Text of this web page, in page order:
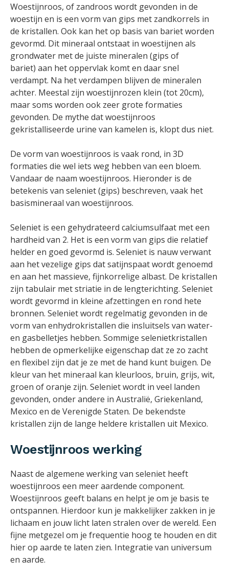
Woestijnroos, of zandroos wordt gevonden in de
woestijn en is een vorm van gips met zandkorrels in
de kristallen. Ook kan het op basis van bariet worden
gevormd. Dit mineraal ontstaat in woestijnen als
grondwater met de juiste mineralen (gips of
bariet) aan het oppervlak komt en daar snel
verdampt. Na hetverdampen blijven de mineralen
achter. Meestal zijn woestijnrozen klein (tot 20cm),
maar soms worden ook zeer grote formaties
gevonden. De mythe dat woestijnroos
gekristalliseerde urine van kamelen is, klopt dus niet.
De vorm van woestijnroos is vaak rond, in 3D
formaties die wel iets weg hebben van een bloem.
Vandaar de naam woestijnroos. Hieronder is de
betekenis van seleniet (gips) beschreven, vaak het
basismineraal van woestijnroos.
Seleniet is een gehydrateerd calciumsulfaat met een
hardheid van 2. Het is een vorm van gips die relatief
helder en goed gevormd is. Seleniet is nauw verwant
aan het vezelige gips dat satijnspaat wordt genoemd
en aan het massieve, fijnkorrelige albast. De kristallen
zijn tabulair met striatie in de lengterichting. Seleniet
wordt gevormd in kleine afzettingen en rond hete
bronnen. Seleniet wordt regelmatig gevonden in de
vorm van enhydrokristallen die insluitsels van water-
en gasbelletjes hebben. Sommige selenietkristallen
hebben de opmerkelijke eigenschap dat ze zo zacht
en flexibel zijn dat je ze met de hand kunt buigen. De
kleur van het mineraal kan kleurloos, bruin, grijs, wit,
groen of oranje zijn. Seleniet wordt in veel landen
gevonden, onder andere in Australië, Griekenland,
Mexico en de Verenigde Staten. De bekendste
kristallen zijn de lange heldere kristallen uit Mexico.
Woestijnroos werking
Naast de algemene werking van seleniet heeft
woestijnroos een meer aardende component.
Woestijnroos geeft balans en helpt je om je basis te
ontspannen. Hierdoor kun je makkelijker zakken in je
lichaam en jouw licht laten stralen over de wereld. Een
fijne metgezel om je frequentie hoog te houden en dit
hier op aarde te laten zien. Integratie van universum
en aarde.